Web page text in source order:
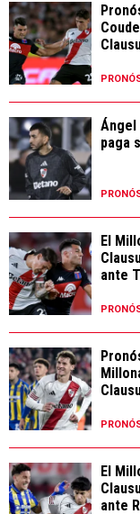
Ángel
paga
El
ante
El
ante